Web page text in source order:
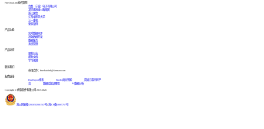
FineDataLink标杆案例
台晶（宁波）电子有限公司
某交通高速公路集团
浙江国贸
江西中医药大学
三一重机
更多案例
产品功能
实时数据同步
高效数据开发
数据服务
系统管理
产品动态
更新日志
帮助文档
学习视频
联系我们
市场合作：finedatalink@fanruan.com
友情链接
FineReport报表
FineBI商业智能
简道云零代码平
台
数据库知识教程 BI数据分析
Copyright © 帆软软件有限公司 2015-2026
苏公网安备32020502001567号 苏ICP备18065767号